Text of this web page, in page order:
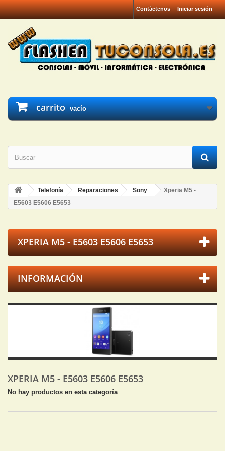
Iniciar sesión
Contáctenos
carrito vacío
Telefonía Reparaciones Sony
Xperia M5 -
E5603 E5606 E5653
XPERIA M5 - E5603 E5606 E5653
INFORMACIÓN
XPERIA M5 - E5603 E5606 E5653
No hay productos en esta categoría